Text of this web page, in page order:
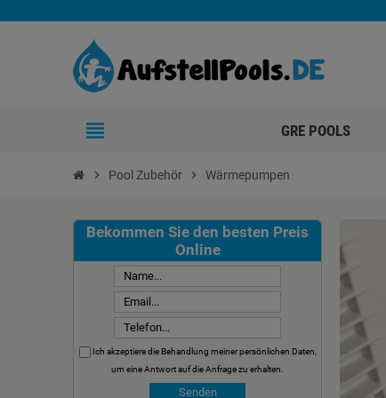
view_headline GRE POOLS
chevron_right Pool Zubehör chevron_right Wärmepumpen
Bekommen Sie den besten Preis
Online
Ich akzeptiere die Behandlung meiner persönlichen Daten,
um eine Antwort auf die Anfrage zu erhalten.